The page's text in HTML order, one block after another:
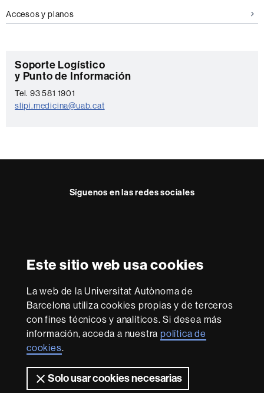
Este sitio web usa cookies
La web de la Universitat Autònoma de
Barcelona utiliza cookies propias y de terceros
con fines técnicos y analíticos. Si desea más
información, acceda a nuestrapolítica de
cookies.
Solo usar cookies necesarias
complementaria
Accesos y planos
C
o
n
Soporte Logístico
y Punto de Información
Tel. 93 581 1901
slipi.medicina@uab.cat
Síguenos en las redes sociales
Excellence
Research
-
Euraxess
Con la financiación de
Sobre
esta
web Aviso legal Protección de datos